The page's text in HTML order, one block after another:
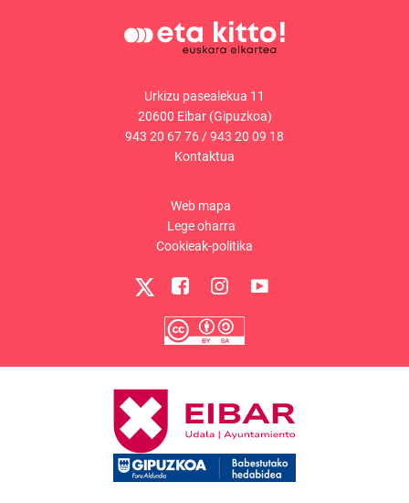
Urkizu pasealekua 11
20600 Eibar (Gipuzkoa)
943 20 67 76 /943 20 09 18
Kontaktua
Web mapa
Lege oharra
Cookieak-politika